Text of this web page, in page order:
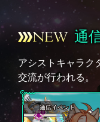
通
アシストキャラク
交流が行われる。